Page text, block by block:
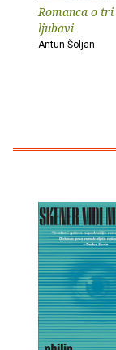
Romanca o tri
ljubavi
Antun Šoljan